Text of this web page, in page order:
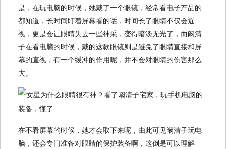
是，在玩电脑的时候，她戴了一个眼镜，经常看电子产品的
都知道，长时间盯着屏幕看的话，时间长了眼睛不仅会近
视，更是会让眼睛失去一些神采，变得暗淡无光了，而阚清
子在看电脑的时候，戴的这款眼镜则是避免了眼睛直接和屏
幕的直视，有一个缓冲的作用呢，并不会对眼睛的伤害那么
大。
在不看屏幕的时候，她才会取下来呢，由此可见阚清子玩电
脑，还会专门准备对眼睛的保护装备啊，这倒是可以理解